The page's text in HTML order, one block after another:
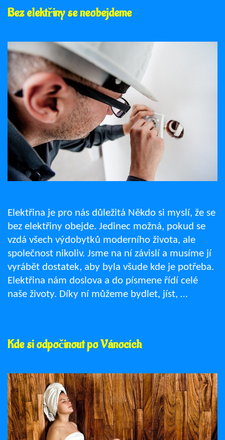
Bez elektřiny se neobejdeme
Elektřina je pro nás důležitá Někdo si myslí, že se
bez elektřiny obejde. Jedinec možná, pokud se
vzdá všech výdobytků moderního života, ale
společnost nikoliv. Jsme na ní závislí a musíme jí
vyrábět dostatek, aby byla všude kde je potřeba.
Elektřina nám doslova a do písmene řídí celé
naše životy. Díky ní můžeme bydlet, jíst, …
Kde si odpočinout po Vánocích